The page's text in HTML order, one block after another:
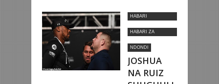
HABARI
HABARI ZA
NDONDI
JOSHUA
NA RUIZ